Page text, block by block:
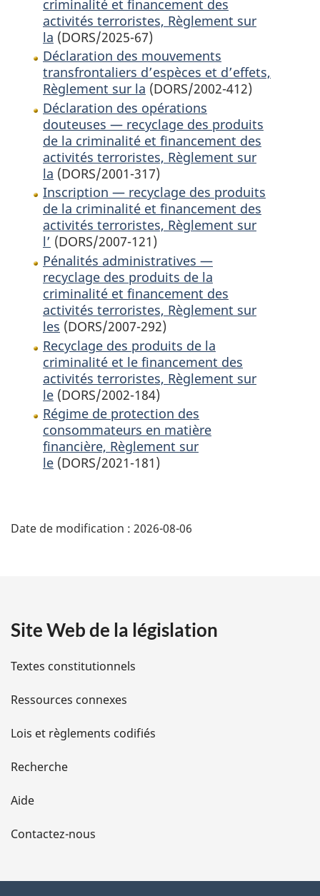
criminalité et financement des
activités terroristes, Règlement sur
la (DORS/2025-67)
Déclaration des mouvements
transfrontaliers d’espèces et d’effets,
Règlement sur la (DORS/2002-412)
Déclaration des opérations
douteuses — recyclage des produits
de la criminalité et financement des
activités terroristes, Règlement sur
la (DORS/2001-317)
Inscription — recyclage des produits
de la criminalité et financement des
activités terroristes, Règlement sur
l’ (DORS/2007-121)
Pénalités administratives —
recyclage des produits de la
criminalité et financement des
activités terroristes, Règlement sur
les (DORS/2007-292)
Recyclage des produits de la
criminalité et le financement des
activités terroristes, Règlement sur
le (DORS/2002-184)
Régime de protection des
consommateurs en matière
financière, Règlement sur
le (DORS/2021-181)
é
i
l
s
d
e
l
a
Date de modification : 2026-08-06
Site Web de la législation
Textes constitutionnels
Ressources connexes
Lois et règlements codifiés
Recherche
Aide
Contactez-nous